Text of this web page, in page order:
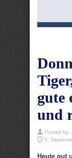
gute
und
Posted by:
5.
Heute gut